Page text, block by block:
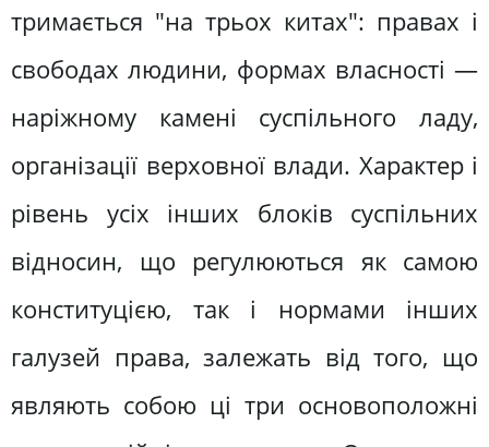
тримається "на трьох китах": правах і
свободах людини, формах власності —
наріжному камені суспільного ладу,
організації верховної влади. Характер і
рівень усіх інших блоків суспільних
відносин, що регулюються як самою
конституцією, так і нормами інших
галузей права, залежать від того, що
являють собою ці три основоположні